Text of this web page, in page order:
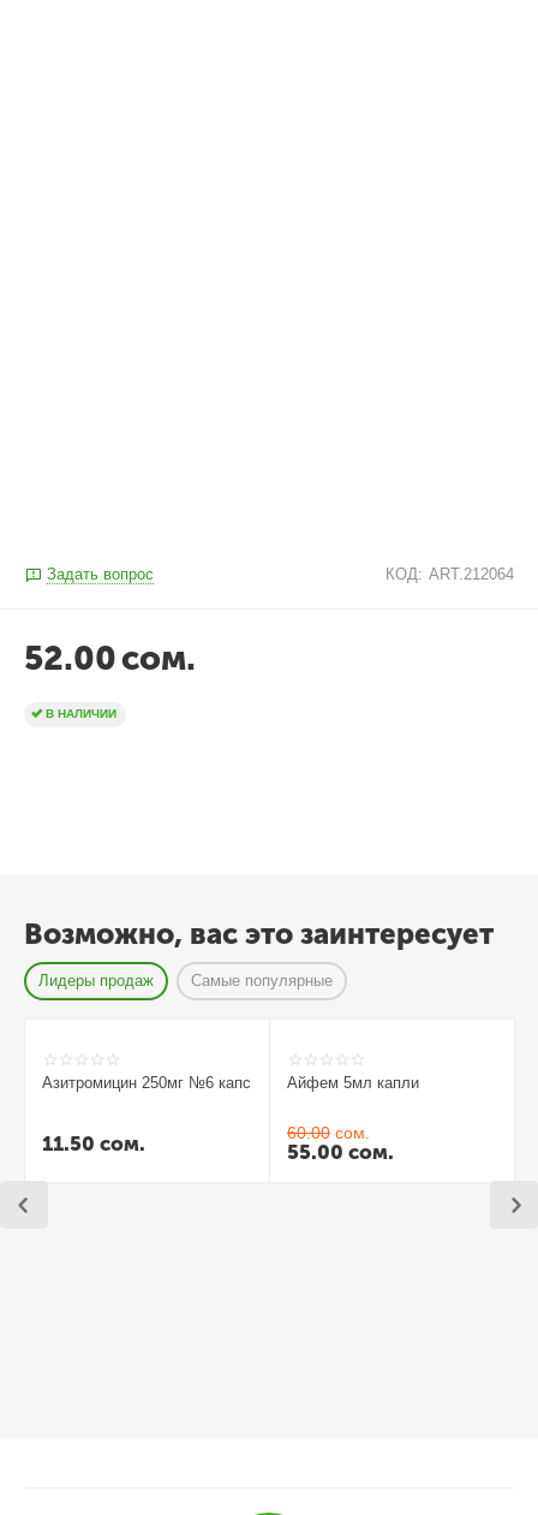
Задать вопрос КОД: ART.212064
52.00сом.
В НАЛИЧИИ
Возможно, вас это заинтересует
Лидеры продаж Самые популярные
Азитромицин 250мг №6 капс
11.50 сом.
Айфем 5мл капли
60.00 сом.
55.00 сом.